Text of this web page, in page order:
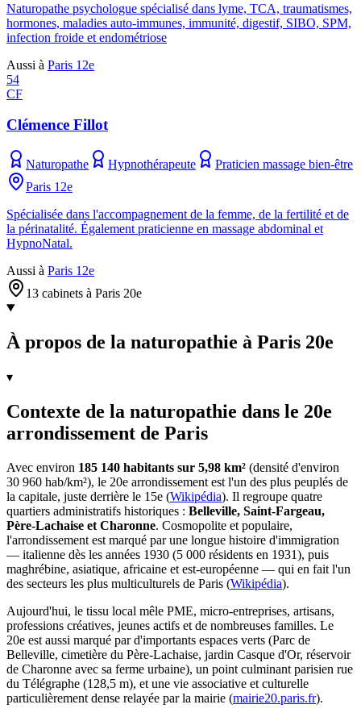
Naturopathe psychologue spécialisé dans lyme, TCA, traumatismes,
hormones, maladies auto-immunes, immunité, digestif, SIBO, SPM,
infection froide et endométriose
Aussi à Paris 12e
54
CF
Clémence Fillot
Naturopathe Hypnothérapeute
Praticien massage bien-être
Paris 12e
Spécialisée dans l'accompagnement de la femme, de la fertilité et de
la périnatalité. Également praticienne en massage abdominal et
HypnoNatal.
Aussi à Paris 12e
13 cabinets à Paris 20e
À propos de la naturopathie à Paris 20e
▾
Contexte de la naturopathie dans le 20e
arrondissement de Paris
Avec environ 185 140 habitants sur 5,98 km² (densité d'environ
30 960 hab/km²), le 20e arrondissement est l'un des plus peuplés de
la capitale, juste derrière le 15e (Wikipédia). Il regroupe quatre
quartiers administratifs historiques : Belleville, Saint-Fargeau,
Père-Lachaise et Charonne. Cosmopolite et populaire,
l'arrondissement est marqué par une longue histoire d'immigration
— italienne dès les années 1930 (5 000 résidents en 1931), puis
maghrébine, asiatique, africaine et est-européenne — qui en fait l'un
des secteurs les plus multiculturels de Paris (Wikipédia).
Aujourd'hui, le tissu local mêle PME, micro-entreprises, artisans,
professions créatives, jeunes actifs et de nombreuses familles. Le
20e est aussi marqué par d'importants espaces verts (Parc de
Belleville, cimetière du Père-Lachaise, jardin Casque d'Or, réservoir
de Charonne avec sa ferme urbaine), un point culminant parisien rue
du Télégraphe (128,5 m), et une vie associative et culturelle
particulièrement dense relayée par la mairie (mairie20.paris.fr).